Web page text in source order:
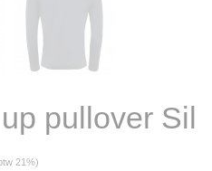
pullover Sil
21%)